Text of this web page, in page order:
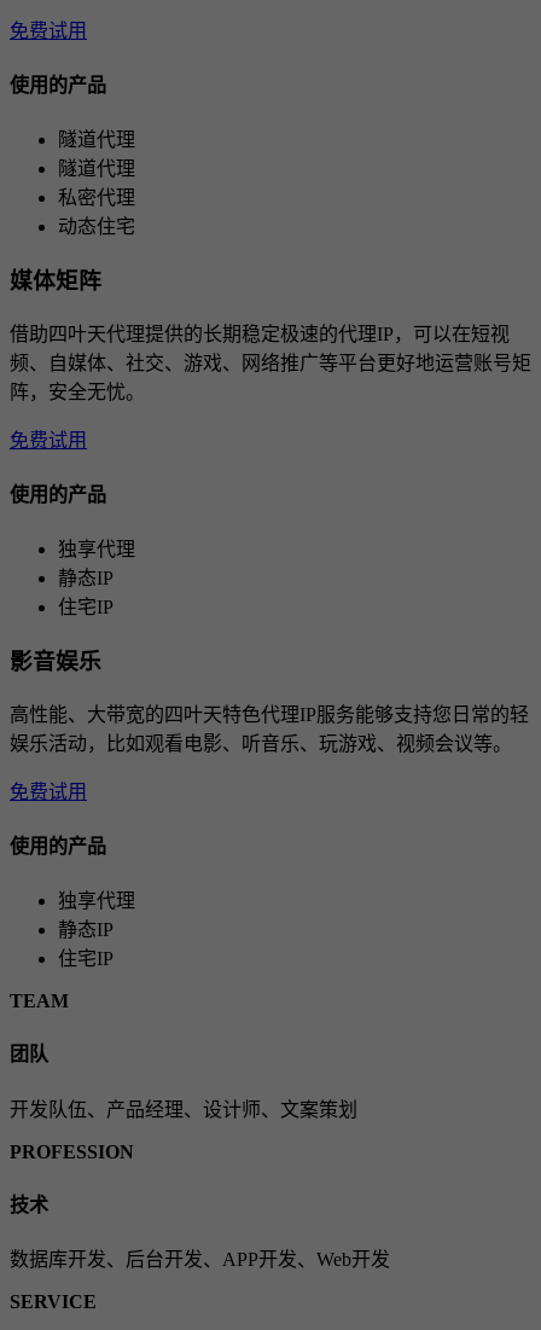
免费试用
使用的产品
隧道代理
隧道代理
私密代理
动态住宅
媒体矩阵
借助四叶天代理提供的长期稳定极速的代理IP，可以在短视
频、自媒体、社交、游戏、网络推广等平台更好地运营账号矩
阵，安全无忧。
免费试用
使用的产品
独享代理
静态IP
住宅IP
影音娱乐
高性能、大带宽的四叶天特色代理IP服务能够支持您日常的轻
娱乐活动，比如观看电影、听音乐、玩游戏、视频会议等。
免费试用
使用的产品
独享代理
静态IP
住宅IP
TEAM
团队
开发队伍、产品经理、设计师、文案策划
PROFESSION
技术
数据库开发、后台开发、APP开发、Web开发
SERVICE